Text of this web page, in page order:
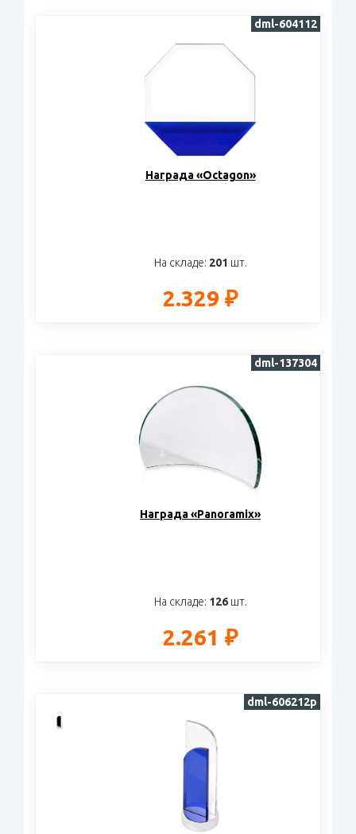
Награда «Octagon»
На складе: 201 шт.
2.329 ₽
dml-604112
Награда «Panoramix»
На складе: 126шт.
2.261 ₽
dml-137304
dml-606212p